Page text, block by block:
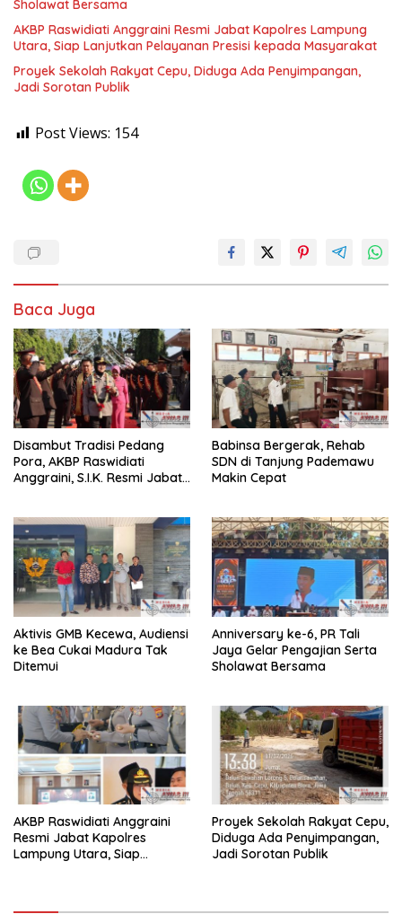
Sholawat Bersama
AKBP Raswidiati Anggraini Resmi Jabat Kapolres Lampung
Utara, Siap Lanjutkan Pelayanan Presisi kepada Masyarakat
Proyek Sekolah Rakyat Cepu, Diduga Ada Penyimpangan,
Jadi Sorotan Publik
Post Views: 154
Baca Juga
Disambut Tradisi Pedang
Pora, AKBP Raswidiati
Anggraini, S.I.K. Resmi Jabat
Babinsa Bergerak, Rehab
SDN di Tanjung Pademawu
Makin Cepat
Aktivis GMB Kecewa, Audiensi
ke Bea Cukai Madura Tak
Ditemui
Anniversary ke-6, PR Tali
Jaya Gelar Pengajian Serta
Sholawat Bersama
AKBP Raswidiati Anggraini
Resmi Jabat Kapolres
Lampung Utara, Siap
Proyek Sekolah Rakyat Cepu,
Diduga Ada Penyimpangan,
Jadi Sorotan Publik